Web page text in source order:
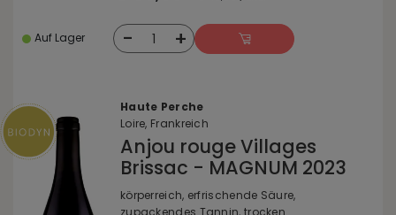
Auf Lager - 1 +
Haute Perche
Loire, Frankreich
Anjou rouge Villages
Brissac - MAGNUM 2023
körperreich, erfrischende Säure,